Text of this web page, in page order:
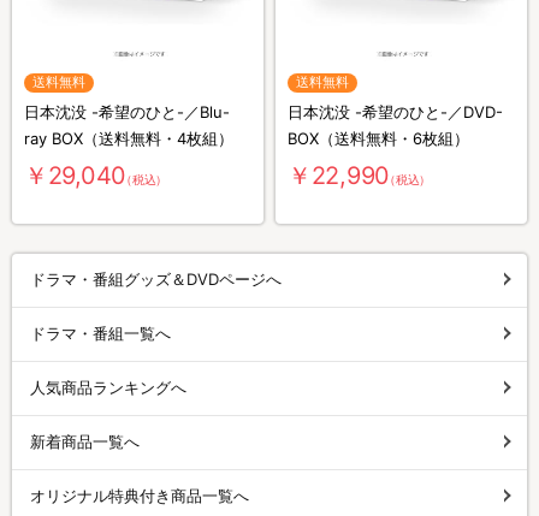
送料無料
日本沈没 -希望のひと-／Blu-
ray BOX（送料無料・4枚組）
￥29,040（税込）
送料無料
日本沈没 -希望のひと-／DVD-
BOX（送料無料・6枚組）
￥22,990（税込）
ドラマ・番組グッズ＆DVDページへ
ドラマ・番組一覧へ
人気商品ランキングへ
新着商品一覧へ
オリジナル特典付き商品一覧へ